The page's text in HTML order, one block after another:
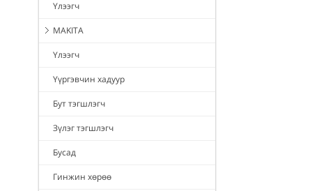
Үлээгч
MAKITA
Үлээгч
Үүргэвчин хадуур
Бут тэгшлэгч
Зүлэг тэгшлэгч
Бусад
Гинжин хөрөө